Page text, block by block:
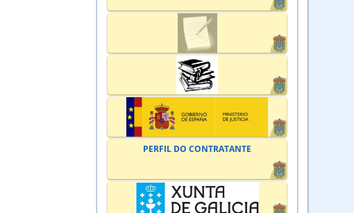
PERFIL DO CONTRATANTE